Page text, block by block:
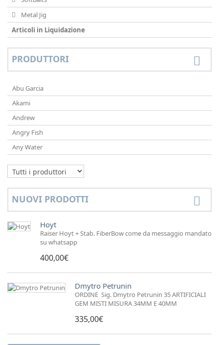
Metal Jig
Articoli in Liquidazione
PRODUTTORI
Abu Garcia
Akami
Andrew
Angry Fish
Any Water
NUOVI PRODOTTI
Hoyt
Raiser Hoyt + Stab. FiberBow come da messaggio mandato
su whatsapp
400,00€
Dmytro Petrunin
ORDINE Sig. Dmytro Petrunin 35 ARTIFICIALI
GEM MISTI MISURA 34MM E 40MM
335,00€